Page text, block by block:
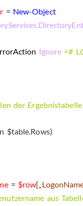
= New-Object
Ignore <#
der
$table.Rows)
= $row[
aus